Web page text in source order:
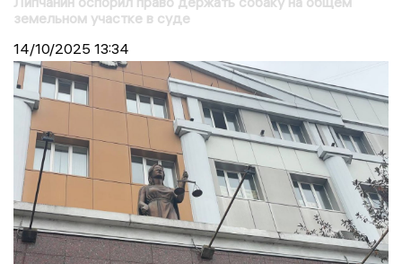
земельном участке в суде
14/10/2025 13:34